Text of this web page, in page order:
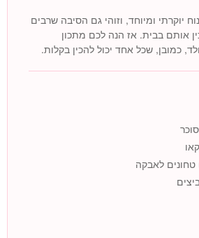
יוקרתי ומיוחד, וזוהי גם הסיבה שרבים
אותם בבית. אז הנה לכם מתכון
כמובן, שכל אחד יכול להכין בקלות.